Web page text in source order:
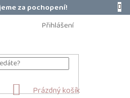
za pochopení!
Přihlášení
NÁKUPNÍ
Prázdný košík